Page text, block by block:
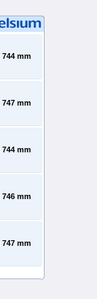
744 mm
747 mm
744 mm
746 mm
747 mm